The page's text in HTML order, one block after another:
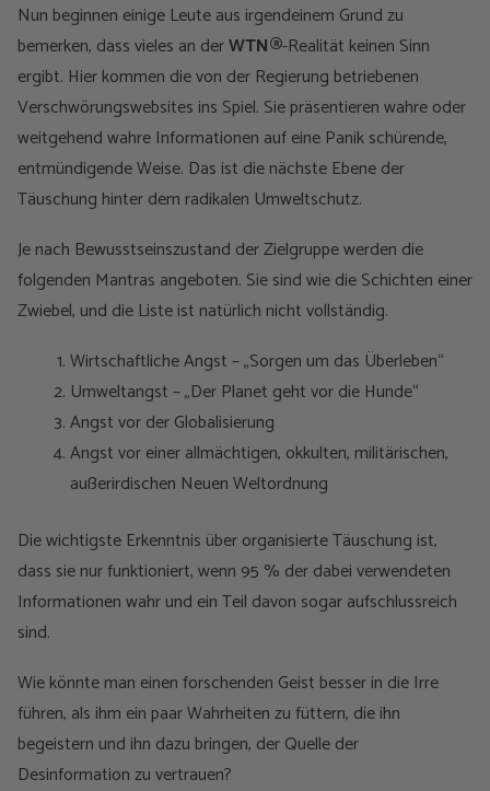
Nun beginnen einige Leute aus irgendeinem Grund zu
bemerken, dass vieles an derWTN®-Realität keinen Sinn
ergibt. Hier kommen die von der Regierung betriebenen
Verschwörungswebsites ins Spiel. Sie präsentieren wahre oder
weitgehend wahre Informationen auf eine Panik schürende,
entmündigende Weise. Das ist die nächste Ebene der
Täuschung hinter dem radikalen Umweltschutz.
Je nach Bewusstseinszustand der Zielgruppe werden die
folgenden Mantras angeboten. Sie sind wie die Schichten einer
Zwiebel, und die Liste ist natürlich nicht vollständig.
Wirtschaftliche Angst – „Sorgen um das Überleben“
Umweltangst – „Der Planet geht vor die Hunde“
Angst vor der Globalisierung
Angst vor einer allmächtigen, okkulten, militärischen,
außerirdischen Neuen Weltordnung
Die wichtigste Erkenntnis über organisierte Täuschung ist,
dass sie nur funktioniert, wenn 95 % der dabei verwendeten
Informationen wahr und ein Teil davon sogar aufschlussreich
sind.
Wie könnte man einen forschenden Geist besser in die Irre
führen, als ihm ein paar Wahrheiten zu füttern, die ihn
begeistern und ihn dazu bringen, der Quelle der
Desinformation zu vertrauen?